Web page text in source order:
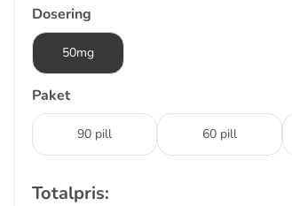
Dosering
50mg
Paket
90 pill 60 pill
Totalpris: